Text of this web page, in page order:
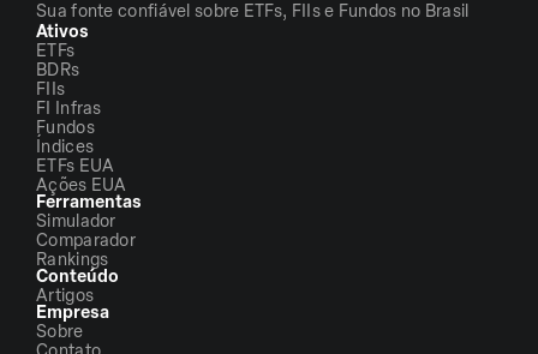
Sua fonte confiável sobre ETFs, FIIs e Fundos no Brasil
Ativos
ETFs
BDRs
FIIs
FI Infras
Fundos
Índices
ETFs EUA
Ações EUA
Ferramentas
Simulador
Comparador
Rankings
Conteúdo
Artigos
Empresa
Sobre